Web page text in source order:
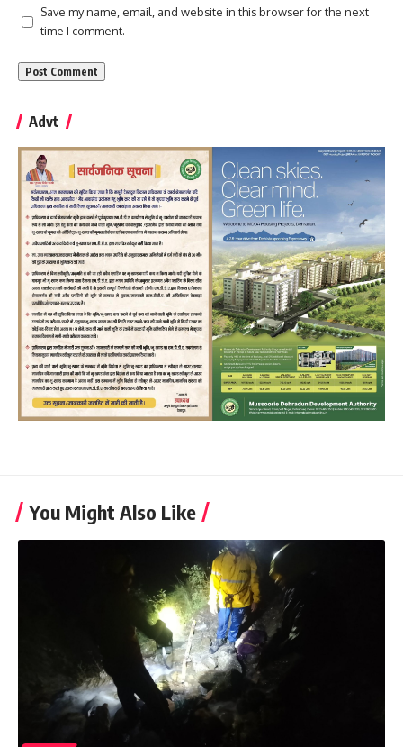
Save my name, email, and website in this browser for the next
time I comment.
Advt
You Might Also Like